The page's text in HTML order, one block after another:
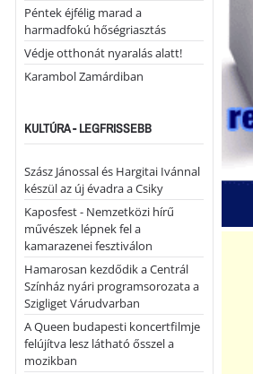
Péntek éjfélig marad a
harmadfokú hőségriasztás
Védje otthonát nyaralás alatt!
Karambol Zamárdiban
KULTÚRA - LEGFRISSEBB
Szász Jánossal és Hargitai Ivánnal
készül az új évadra a Csiky
Kaposfest - Nemzetközi hírű
művészek lépnek fel a
kamarazenei fesztiválon
Hamarosan kezdődik a Centrál
Színház nyári programsorozata a
Szigliget Várudvarban
A Queen budapesti koncertfilmje
felújítva lesz látható ősszel a
mozikban